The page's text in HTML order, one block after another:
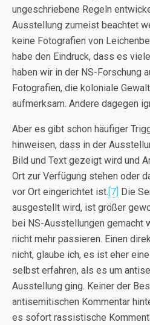
ungeschriebene Regeln
Ausstellung zumeist beachtet
keine Fotografien von
habe den Eindruck, dass es
haben wir in der NS-Forschung
Fotografien, die koloniale
aufmerksam. Andere dagegen
Aber es gibt schon häufiger
hinweisen, dass in der
Bild und Text gezeigt wird und
Ort zur Verfügung stehen oder
vor Ort eingerichtet ist.[7] Die
ausgestellt wird, ist größer
bei NS-Ausstellungen gemacht
nicht mehr passieren. Einen
nicht, glaube ich, es ist eher
selbst erfahren, als es um
Ausstellung ging. Keiner der
antisemitischen Kommentar
es sofort rassistische